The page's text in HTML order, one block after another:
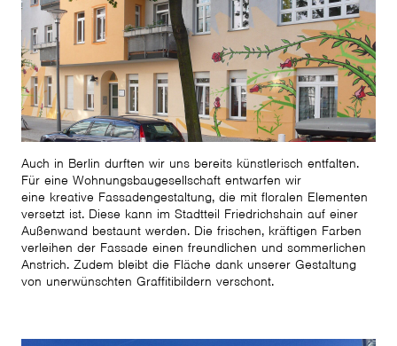
Auch in Berlin durften wir uns bereits künstlerisch entfalten.
Für eine Wohnungsbaugesellschaft entwarfen wir
eine kreative Fassadengestaltung, die mit floralen Elementen
versetzt ist. Diese kann im Stadtteil Friedrichshain auf einer
Außenwand bestaunt werden. Die frischen, kräftigen Farben
verleihen der Fassade einen freundlichen und sommerlichen
Anstrich. Zudem bleibt die Fläche dank unserer Gestaltung
von unerwünschten Graffitibildern verschont.